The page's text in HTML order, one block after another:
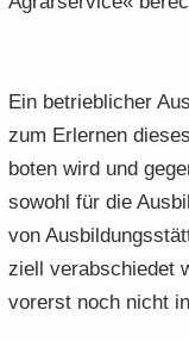
Ein be­trieb­li­cher
zum Er­ler­nen
bo­ten wird und
so­wohl für die
von
zi­ell ver­ab­schie­det
vor­erst noch nicht